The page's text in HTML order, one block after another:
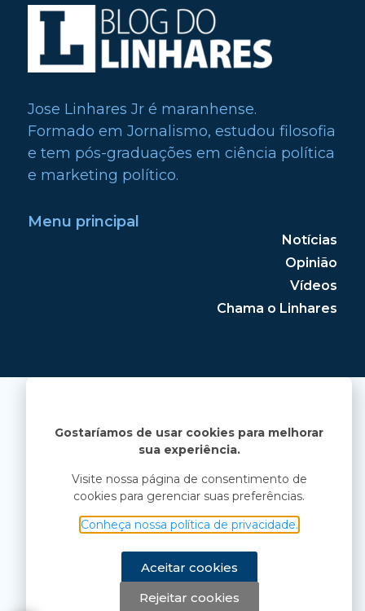
Jose Linhares Jr é maranhense.
Formado em Jornalismo, estudou filosofia
e tem pós-graduações em ciência política
e marketing político.
Menu principal
Notícias
Opinião
Vídeos
Chama o Linhares
Gostaríamos de usar cookies para melhorar
sua experiência.
Visite nossa página de consentimento de
cookies para gerenciar suas preferências.
Conheça nossa política de privacidade.
Aceitar cookies
Rejeitar cookies